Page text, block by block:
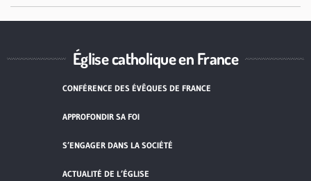
Église catholique en France
CONFÉRENCE DES ÉVÊQUES DE FRANCE
APPROFONDIR SA FOI
S’ENGAGER DANS LA SOCIÉTÉ
ACTUALITÉ DE L’ÉGLISE